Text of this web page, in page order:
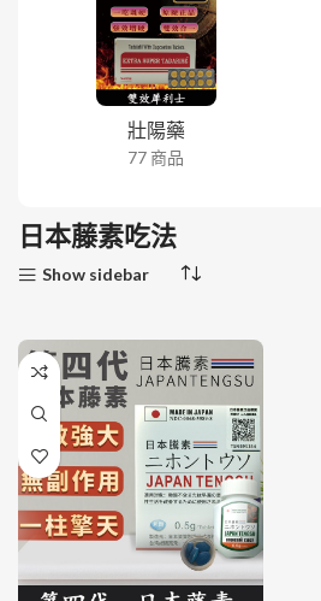
壯陽藥
77 商品
日本藤素吃法
Show sidebar